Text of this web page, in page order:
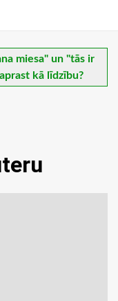
miesa" un "tās ir
kā līdzību?